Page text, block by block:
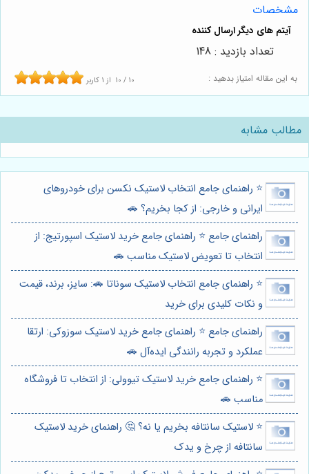
مشخصات
به این مقاله امتیاز بدهید : 10 / 10 از 1 کاربر
تعداد بازدید : 148
مطالب مشابه
⭐️ راهنمای جامع انتخاب لاستیک نکسن برای خودروهای
ایرانی و خارجی: از کجا بخریم؟ 🚗
راهنمای جامع ⭐️ راهنمای جامع خرید لاستیک اسپورتیج: از
انتخاب تا تعویض لاستیک مناسب 🚗
⭐️ راهنمای جامع انتخاب لاستیک سوناتا 🚗: سایز، برند، قیمت
و نکات کلیدی برای خرید
راهنمای جامع ⭐️ راهنمای جامع خرید لاستیک سوزوکی: ارتقا
عملکرد و تجربه رانندگی ایده‌آل 🚗
⭐️ راهنمای جامع خرید لاستیک تیوولی: از انتخاب تا فروشگاه
مناسب 🚗
⭐️ لاستیک سانتافه بخریم یا نه؟ 🤔 راهنمای خرید لاستیک
سانتافه از چرخ و یدک